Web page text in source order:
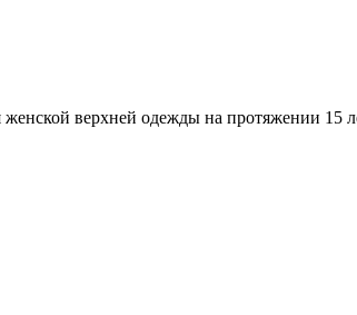
женской верхней одежды на протяжении